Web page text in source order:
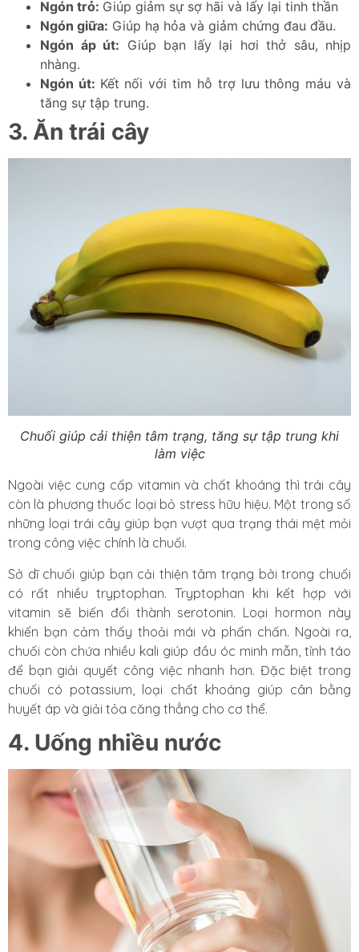
Ngón trỏ: Giúp giảm sự sợ hãi và lấy lại tinh thần
Ngón giữa: Giúp hạ hỏa và giảm chứng đau đầu.
Ngón áp út: Giúp bạn lấy lại hơi thở sâu, nhịp
nhàng.
Ngón út: Kết nối với tim hỗ trợ lưu thông máu và
tăng sự tập trung.
3. Ăn trái cây
Chuối giúp cải thiện tâm trạng, tăng sự tập trung khi
làm việc
Ngoài việc cung cấp vitamin và chất khoáng thì trái cây
còn là phương thuốc loại bỏ stress hữu hiệu. Một trong số
những loại trái cây giúp bạn vượt qua trạng thái mệt mỏi
trong công việc chính là chuối.
Sở dĩ chuối giúp bạn cải thiện tâm trạng bởi trong chuối
có rất nhiều tryptophan. Tryptophan khi kết hợp với
vitamin sẽ biến đổi thành serotonin. Loại hormon này
khiến bạn cảm thấy thoải mái và phấn chấn. Ngoài ra,
chuối còn chứa nhiều kali giúp đầu óc minh mẫn, tỉnh táo
để bạn giải quyết công việc nhanh hơn. Đặc biệt trong
chuối có potassium, loại chất khoáng giúp cân bằng
huyết áp và giải tỏa căng thẳng cho cơ thể.
4. Uống nhiều nước